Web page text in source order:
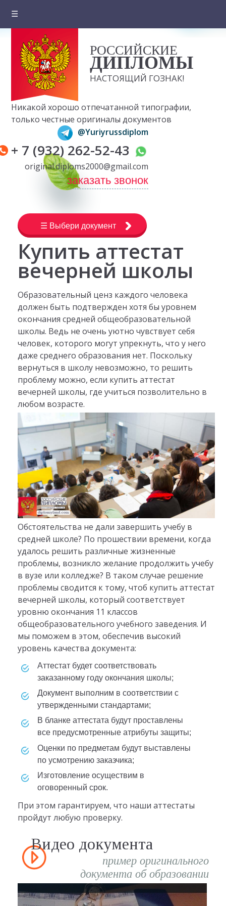
☰
О компании
Цены на документы
Вопросы и ответы
Отзывы клиентов
Оплата и доставка
Контакты
РОССИЙСКИЕ
ДИПЛОМЫ
НАСТОЯЩИЙ ГОЗНАК!
Никакой хорошо отпечатанной типографии,
только честные оригиналы документов
@Yuriyrussdiplom
+ 7 (932) 262-52-43
original.diploms2000@gmail.com
заказать звонок
☰ Выбери документ
Купить аттестат
вечерней школы
Образовательный ценз каждого человека
должен быть подтвержден хотя бы уровнем
окончания средней общеобразовательной
школы. Ведь не очень уютно чувствует себя
человек, которого могут упрекнуть, что у него
даже среднего образования нет. Поскольку
вернуться в школу невозможно, то решить
проблему можно, если купить аттестат
вечерней школы, где учиться позволительно в
любом возрасте.
Обстоятельства не дали завершить учебу в
средней школе? По прошествии времени, когда
удалось решить различные жизненные
проблемы, возникло желание продолжить учебу
в вузе или колледже? В таком случае решение
проблемы сводится к тому, чтоб купить аттестат
вечерней школы, который соответствует
уровню окончания 11 классов
общеобразовательного учебного заведения. И
мы поможем в этом, обеспечив высокий
уровень качества документа:
аттестат будет соответствовать
заказанному году окончания школы;
документ выполним в соответствии с
утвержденными стандартами;
в бланке аттестата будут проставлены
все предусмотренные атрибуты защиты;
оценки по предметам будут выставлены
по усмотрению заказчика;
изготовление осуществим в
оговоренный срок.
При этом гарантируем, что наши аттестаты
пройдут любую проверку.
Видео документа
пример оригинального
документа об образовании